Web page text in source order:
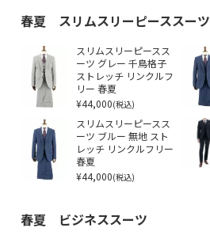
春夏 スリムスリーピーススーツ
スリムスリーピースス
ーツ グレー 千鳥格子
ストレッチ リンクルフ
リー 春夏
¥44,000(税込)
スリムスリーピースス
ーツ ブルー 無地 スト
レッチ リンクルフリー
春夏
¥44,000(税込)
春夏 ビジネススーツ